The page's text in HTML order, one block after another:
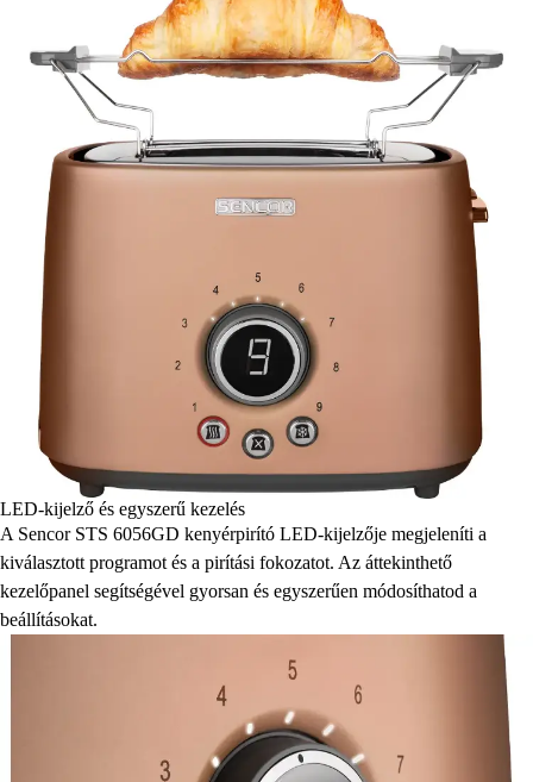
LED-kijelző és egyszerű kezelés
A Sencor STS 6056GD kenyérpirító LED-kijelzője megjeleníti a
kiválasztott programot és a pirítási fokozatot. Az áttekinthető
kezelőpanel segítségével gyorsan és egyszerűen módosíthatod a
beállításokat.